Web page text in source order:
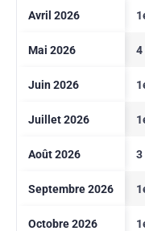
Avril 2026
Mai 2026 4
Juin 2026
Juillet 2026
Août 2026 3
Septembre 2026
Octobre 2026